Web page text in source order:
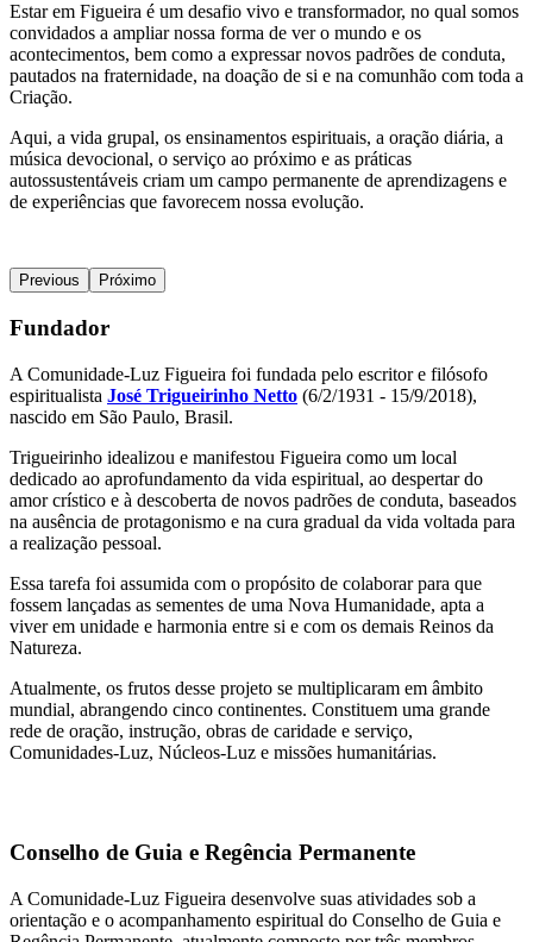
Estar em Figueira é um desafio vivo e transformador, no qual somos
convidados a ampliar nossa forma de ver o mundo e os
acontecimentos, bem como a expressar novos padrões de conduta,
pautados na fraternidade, na doação de si e na comunhão com toda a
Criação.
Aqui, a vida grupal, os ensinamentos espirituais, a oração diária, a
música devocional, o serviço ao próximo e as práticas
autossustentáveis criam um campo permanente de aprendizagens e
de experiências que favorecem nossa evolução.
Previous Próximo
Fundador
A Comunidade-Luz Figueira foi fundada pelo escritor e filósofo
espiritualista José Trigueirinho Netto (6/2/1931 - 15/9/2018),
nascido em São Paulo, Brasil.
Trigueirinho idealizou e manifestou Figueira como um local
dedicado ao aprofundamento da vida espiritual, ao despertar do
amor crístico e à descoberta de novos padrões de conduta, baseados
na ausência de protagonismo e na cura gradual da vida voltada para
a realização pessoal.
Essa tarefa foi assumida com o propósito de colaborar para que
fossem lançadas as sementes de uma Nova Humanidade, apta a
viver em unidade e harmonia entre si e com os demais Reinos da
Natureza.
Atualmente, os frutos desse projeto se multiplicaram em âmbito
mundial, abrangendo cinco continentes. Constituem uma grande
rede de oração, instrução, obras de caridade e serviço,
Comunidades-Luz, Núcleos-Luz e missões humanitárias.
Conselho de Guia e Regência Permanente
A Comunidade-Luz Figueira desenvolve suas atividades sob a
orientação e o acompanhamento espiritual do Conselho de Guia e